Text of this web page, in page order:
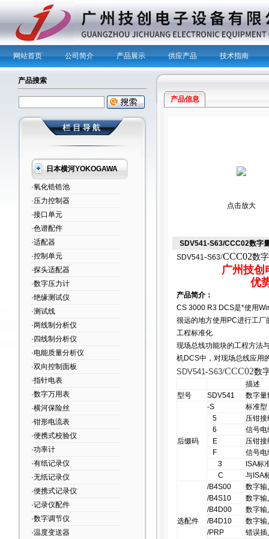
网站首页 公司简介 产品展示 供应产品 技术指南
产品搜索
日本横河YOKOGAWA
·氧化锆锆池
·压力控制器
·接口单元
·色谱配件
·适配器
·控制单元
·探头适配器
·数字压力计
·绝缘测试仪
·测试线
·两线制分析仪
·四线制分析仪
·电能质量分析仪
·双向控制面板
·指针电表
·数字万用表
·横河保险丝
·钳形电流表
·便携式校验仪
·功率计
·有纸记录仪
·无纸记录仪
·便携式记录仪
·记录仪配件
·数字调节仪
·温度变送器
产品信息
点击放大
SDV541-S63/CCC02数字
SDV541-S63/CCC02数
广州技
优
产品简介：
CS 3000 R3 DCS是*使用
很远的地方使用PC进行工
工程标准化
现场总线功能块的工程方法
机DCS中，对现场总线应用
SDV541-S63/CCC02数
描述
型号
SDV541 数字量
后缀码
-S
标准型
5
压钳
6
信号电
E
压钳
F
信号电
3
ISA标
C
与ISA
选配件
/B4S00
数字输
/B4S10
数字输
/B4D00
数字输
/B4D10
数字输
/PRP
错误插